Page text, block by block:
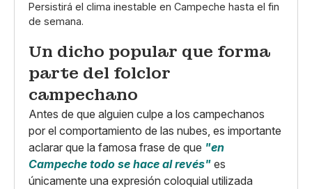
Persistirá el clima inestable en Campeche hasta el fin
de semana.
Un dicho popular que forma
parte del folclor
campechano
Antes de que alguien culpe a los campechanos
por el comportamiento de las nubes, es importante
aclarar que la famosa frase de que "en
Campeche todo se hace al revés" es
únicamente una expresión coloquial utilizada